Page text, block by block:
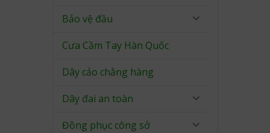
Bảo vệ đầu
Cưa Cầm Tay Hàn Quốc
Dây cảo chằng hàng
Dây đai an toàn
Đồng phục công sở